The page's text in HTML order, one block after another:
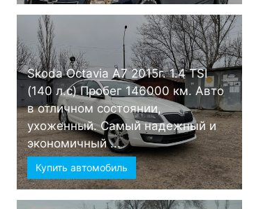
Skoda Octavia А7 2015г. 1.4 TSI
(140 л.с) Пробег 146000 км. Авто
в отличном состоянии,
ухоженный. Самый надежный и
экономичный ...
Купить автомобиль